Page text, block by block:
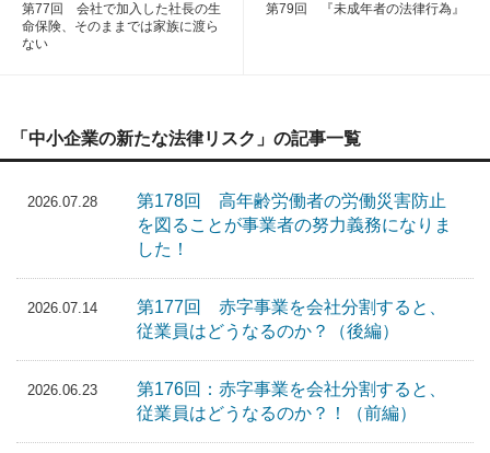
第77回 会社で加入した社長の生
命保険、そのままでは家族に渡ら
ない
第79回 『未成年者の法律行為』
「中小企業の新たな法律リスク」の記事一覧
2026.07.28
第178回 高年齢労働者の労働災害防止
を図ることが事業者の努力義務になりま
した！
2026.07.14
第177回 赤字事業を会社分割すると、
従業員はどうなるのか？（後編）
2026.06.23
第176回：赤字事業を会社分割すると、
従業員はどうなるのか？！（前編）